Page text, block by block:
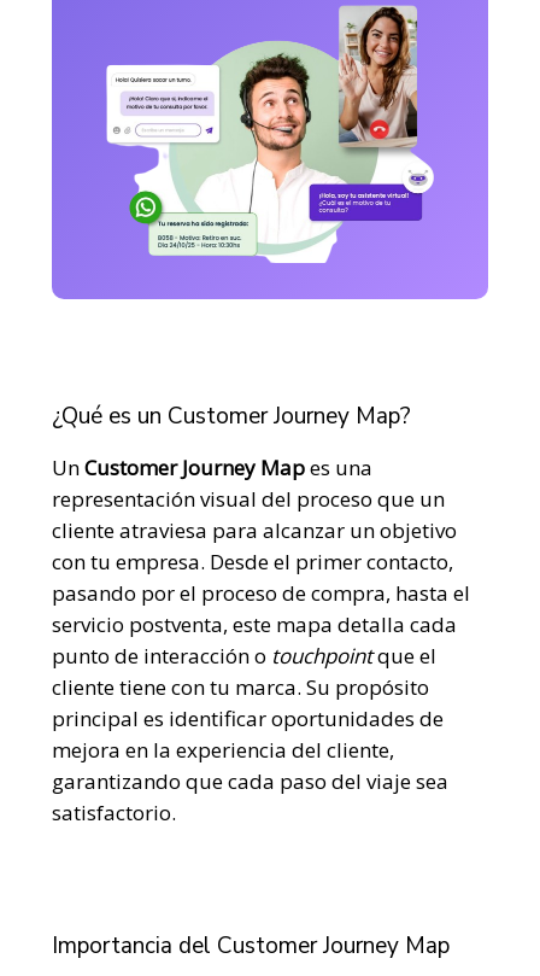
¿Qué es un Customer Journey Map?
UnCustomer Journey Mapes una
representación visual del proceso que un
cliente atraviesa para alcanzar un objetivo
con tu empresa. Desde el primer contacto,
pasando por el proceso de compra, hasta el
servicio postventa, este mapa detalla cada
punto de interacción o touchpointque el
cliente tiene con tu marca. Su propósito
principal es identificar oportunidades de
mejora en la experiencia del cliente,
garantizando que cada paso del viaje sea
satisfactorio.
Importancia del Customer Journey Map